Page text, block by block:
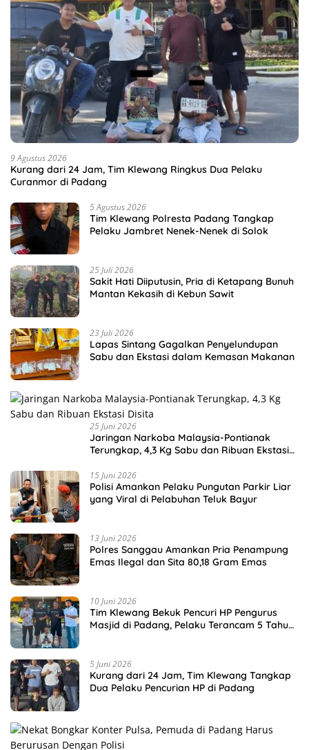
9 Agustus 2026
Kurang dari 24 Jam, Tim Klewang Ringkus Dua Pelaku
Curanmor di Padang
5 Agustus 2026
Tim Klewang Polresta Padang Tangkap
Pelaku Jambret Nenek-Nenek di Solok
25 Juli 2026
Sakit Hati Diiputusin, Pria di Ketapang Bunuh
Mantan Kekasih di Kebun Sawit
23 Juli 2026
Lapas Sintang Gagalkan Penyelundupan
Sabu dan Ekstasi dalam Kemasan Makanan
25 Juni 2026
Jaringan Narkoba Malaysia-Pontianak
Terungkap, 4,3 Kg Sabu dan Ribuan Ekstasi
15 Juni 2026
Polisi Amankan Pelaku Pungutan Parkir Liar
yang Viral di Pelabuhan Teluk Bayur
13 Juni 2026
Polres Sanggau Amankan Pria Penampung
Emas Ilegal dan Sita 80,18 Gram Emas
10 Juni 2026
Tim Klewang Bekuk Pencuri HP Pengurus
Masjid di Padang, Pelaku Terancam 5 Tahun
5 Juni 2026
Kurang dari 24 Jam, Tim Klewang Tangkap
Dua Pelaku Pencurian HP di Padang